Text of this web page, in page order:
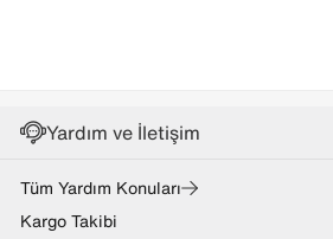
Yardım ve İletişim
Tüm Yardım Konuları
Kargo Takibi